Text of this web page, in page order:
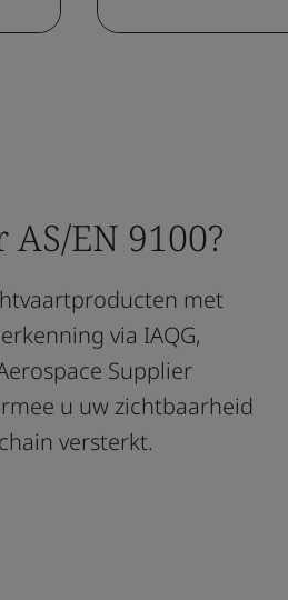
EN 9100?
met
via IAQG,
Supplier
u uw zichtbaarheid
versterkt.